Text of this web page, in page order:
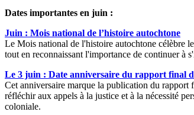
Dates importantes en juin :
Juin : Mois national de l’histoire autochtone
Le Mois national de l'histoire autochtone célèbre
tout en reconnaissant l'importance de continuer à
Le 3 juin : Date anniversaire du rapport final
Cet anniversaire marque la publication du rapport
réfléchir aux appels à la justice et à la nécessité
coloniale.